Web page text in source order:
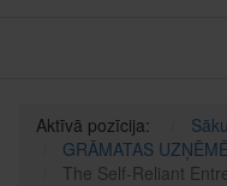
Aktīvā pozīcija:
GRĀMATAS
The Self-Reliant